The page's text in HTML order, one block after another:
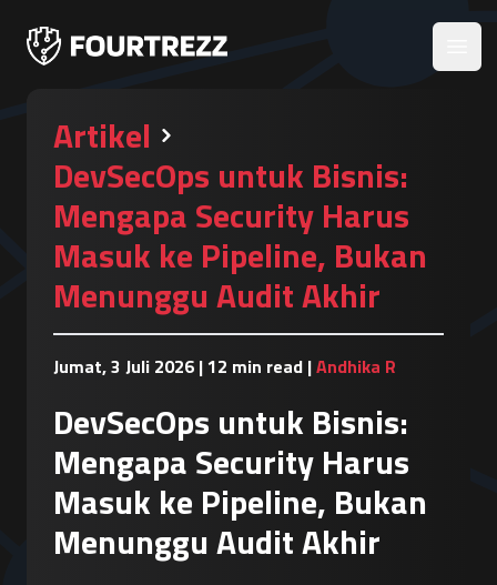
Artikel
DevSecOps untuk Bisnis:
Mengapa Security Harus
Masuk ke Pipeline, Bukan
Menunggu Audit Akhir
Jumat, 3 Juli 2026 | 12 min read |Andhika R
DevSecOps untuk Bisnis:
Mengapa Security Harus
Masuk ke Pipeline, Bukan
Menunggu Audit Akhir